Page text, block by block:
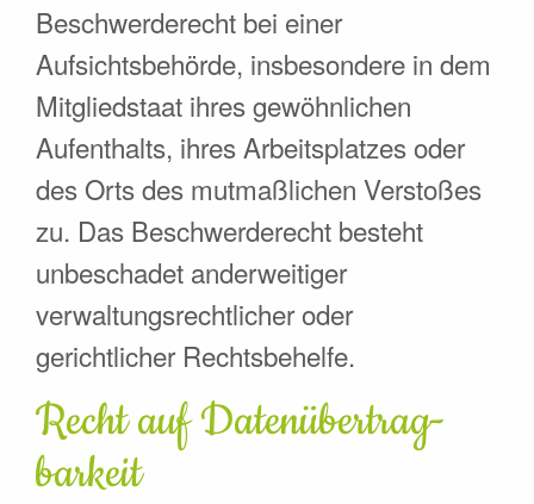
Beschwerderecht bei einer
Aufsichtsbehörde, insbesondere in dem
Mitgliedstaat ihres gewöhnlichen
Aufenthalts, ihres Arbeitsplatzes oder
des Orts des mutmaßlichen Verstoßes
zu. Das Beschwerderecht besteht
unbeschadet anderweitiger
verwaltungsrechtlicher oder
gerichtlicher Rechtsbehelfe.
Recht auf Daten­übertrag­
barkeit